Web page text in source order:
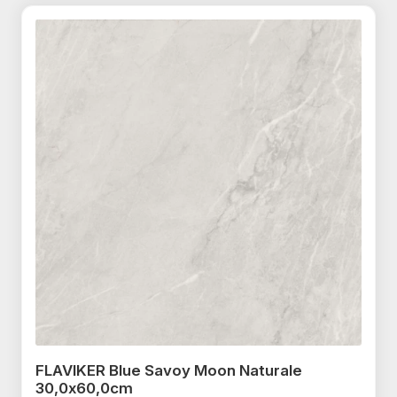
ALAPLANA Irvine termékcsalád
CRISTACER Maeva termékcsalád
CRISTACER Carlota termékcsalád
NOVABELL Fusion termékcsalád
VALORE Venis termékcsalád
VALORE Triada termékcsalád
FLAVIKER Blue Savoy Moon Naturale
30,0x60,0cm